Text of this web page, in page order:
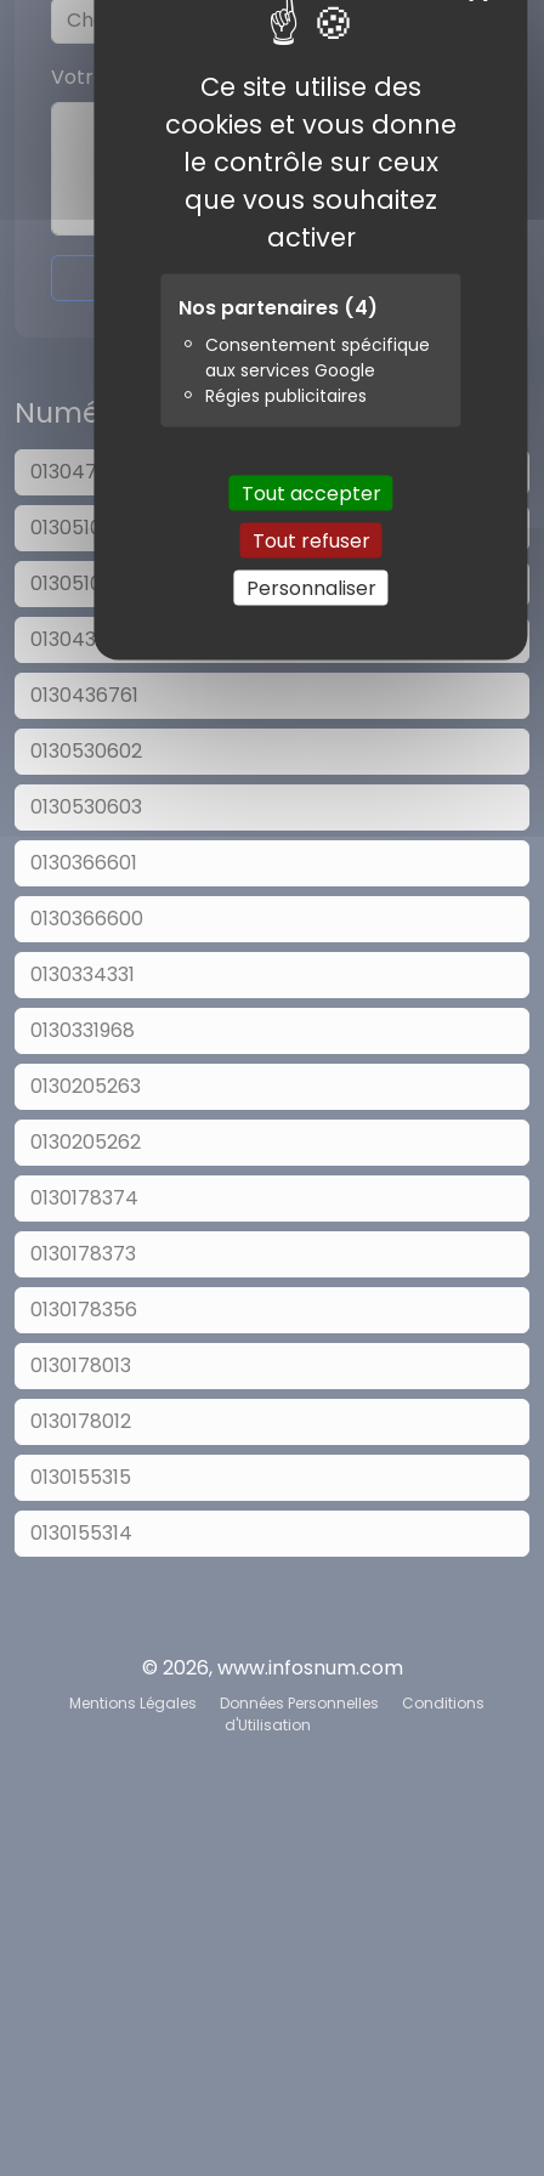
Ce site utilise des
cookies et vous donne
le contrôle sur ceux
que vous souhaitez
activer
Nos partenaires (4)
Consentement spécifique
aux services Google
Régies publicitaires
Tout accepter
Tout refuser
Personnaliser
Votre commentaire
Numéros similaires
0130478698
0130510975
0130510976
0130436762
0130436761
0130530602
0130530603
0130366601
0130366600
0130334331
0130331968
0130205263
0130205262
0130178374
0130178373
0130178356
0130178013
0130178012
0130155315
0130155314
© 2026, www.infosnum.com
Mentions Légales Données Personnelles
Conditions
d'Utilisation